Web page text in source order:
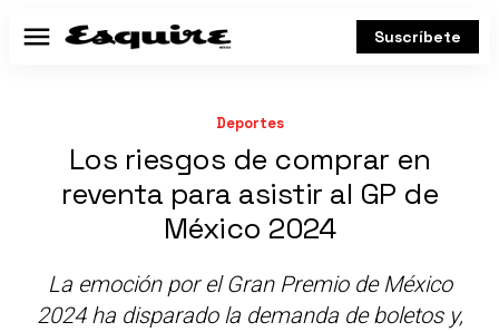
Menú Suscríbete
Deportes
Los riesgos de comprar en
reventa para asistir al GP de
México 2024
La emoción por el Gran Premio de México
2024 ha disparado la demanda de boletos y,